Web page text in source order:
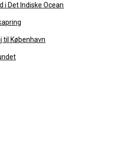
Det Indiske Ocean
til København